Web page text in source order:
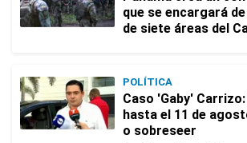
que se encargará
de siete áreas del
POLÍTICA
Caso 'Gaby'
hasta el 11 de
o sobreseer